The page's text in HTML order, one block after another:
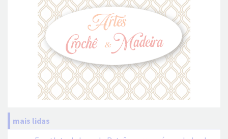
mais lidas